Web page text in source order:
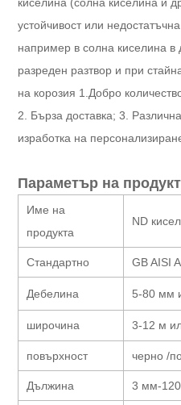
устойчивост или
например в солна киселина
разреден разтвор и при
на корозия 1. Добро
2. Бърза доставка;3.
изработка на
Параметър на
Име на
продукта
ND
Стандартно GB AISI
Дебелина 5-80 мм
широчина 3-12 м
повърхност черно /
Дължина 3 мм-